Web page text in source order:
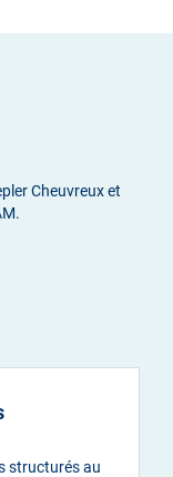
Cheuvreux et
structurés au